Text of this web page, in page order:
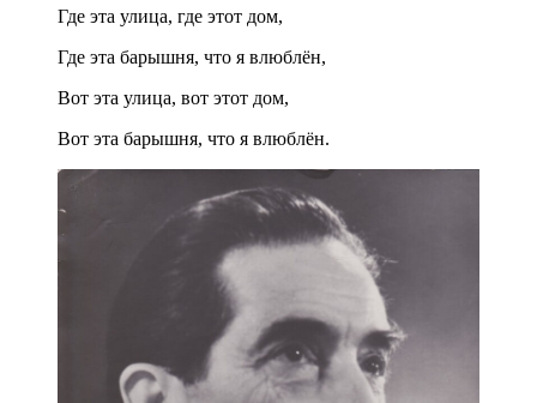
Где эта улица, где этот дом,
Где эта барышня, что я влюблён,
Вот эта улица, вот этот дом,
Вот эта барышня, что я влюблён.